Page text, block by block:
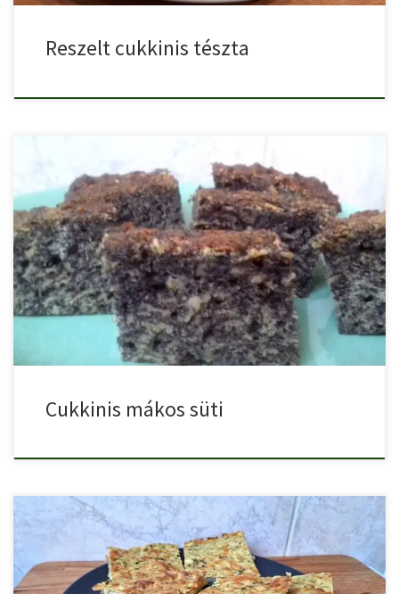
Reszelt cukkinis tészta
Cukkinis mákos süti, egy gyorsan elkszíthető kevert sütemény, a
cukkinitől […]
Cukkinis mákos süti